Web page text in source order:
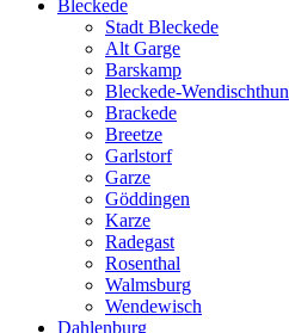
Bleckede
Stadt Bleckede
Alt Garge
Barskamp
Bleckede-Wendischthun
Brackede
Breetze
Garlstorf
Garze
Göddingen
Karze
Radegast
Rosenthal
Walmsburg
Wendewisch
Dahlenburg